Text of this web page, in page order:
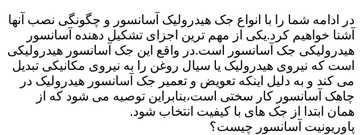
در ادامه شما را با انواع جک هیدرولیک آسانسور و چگونگی نصب آنها
آشنا خواهیم کرد.یکی از مهم ترین اجزای تشکیل دهنده آسانسور
هیدرولیکی جک آسانسور است.در واقع این جک آسانسور هیدرولیکی
است که نیروی هیدرولیک یا سیال روغن را به نیروی مکانیکی تبدیل
می کند و به دلیل اینکه تعویض و تعمیر جک آسانسور هیدرولیک در
چاهک آسانسور کار سختی است،بنابراین توصیه می شود که از
همان ابتدا از جک های با کیفیت انتخاب شود.
پاوریونیت آسانسور چیست؟